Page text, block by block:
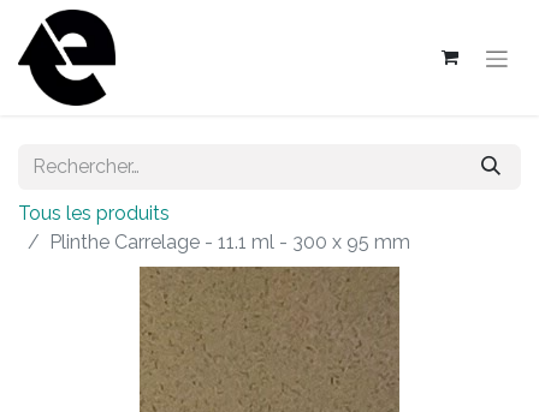
Tous les produits
Plinthe Carrelage - 11.1 ml - 300 x 95 mm